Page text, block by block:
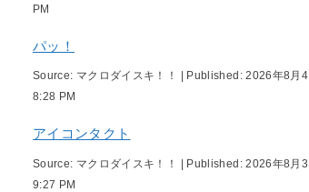
PM
パッ！
Source: マクロダイスキ！！ Published:2026年8月
8:28 PM
アイコンタクト
Source: マクロダイスキ！！ | Published:2026年8月
9:27 PM